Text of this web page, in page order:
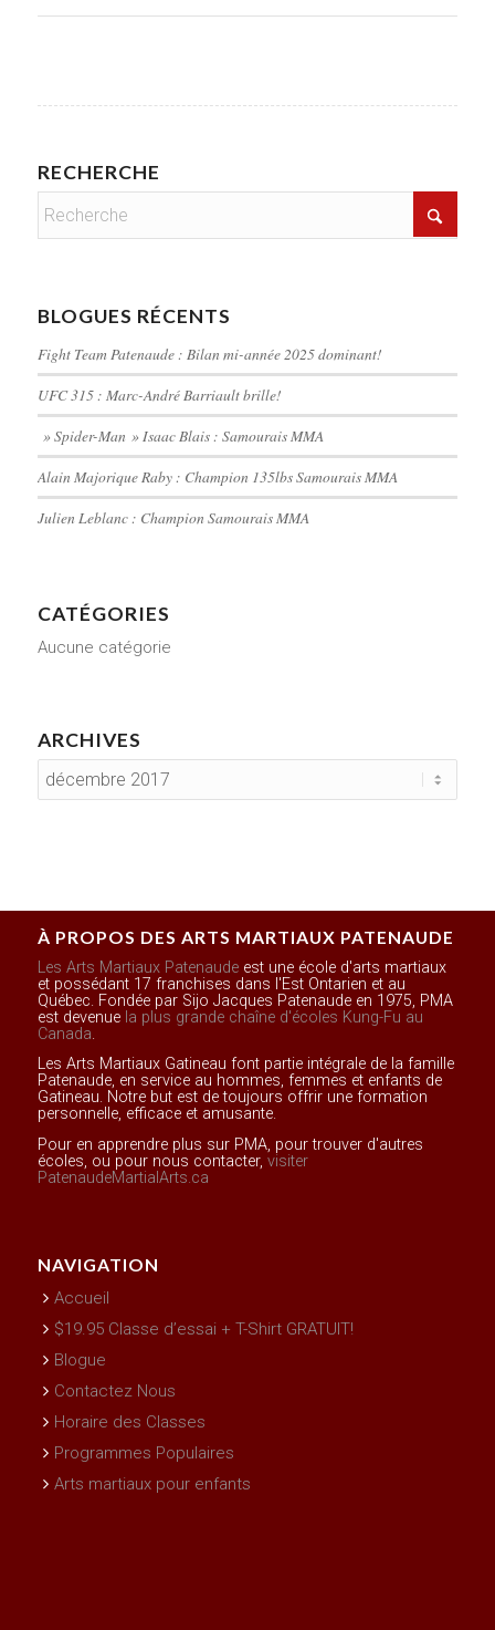
RECHERCHE
BLOGUES RÉCENTS
Fight Team Patenaude : Bilan mi-année 2025 dominant!
UFC 315 : Marc-André Barriault brille!
» Spider-Man » Isaac Blais : Samourais MMA
Alain Majorique Raby : Champion 135lbs Samourais MMA
Julien Leblanc : Champion Samourais MMA
CATÉGORIES
Aucune catégorie
ARCHIVES
À PROPOS DES ARTS MARTIAUX PATENAUDE
Les Arts Martiaux Patenaudeest une école d'arts martiaux
et possédant 17 franchises dans l'Est Ontarien et au
Québec. Fondée par Sijo Jacques Patenaude en 1975, PMA
est devenue la plus grande chaîne d'écoles Kung-Fu au
Canada.
Les Arts Martiaux Gatineau font partie intégrale de la famille
Patenaude, en service au hommes, femmes et enfants de
Gatineau. Notre but est de toujours offrir une formation
personnelle, efficace et amusante.
Pour en apprendre plus sur PMA, pour trouver d'autres
écoles, ou pour nous contacter, visiter
PatenaudeMartialArts.ca
NAVIGATION
Accueil
$19.95 Classe d’essai + T-Shirt GRATUIT!
Blogue
Contactez Nous
Horaire des Classes
Programmes Populaires
Arts martiaux pour enfants